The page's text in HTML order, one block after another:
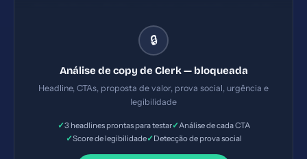
Impacto moderado: poderia reforçar algum
benefício quantificável (ex.: 'lance sua app em X
repetidos ('Start building', 'Start building for free',
'Explore all components') com copy orientada à
duplicidade de links pode confundir; ideal manter 1
🔒
Análise de copy de Clerk — bloqueada
Headline, CTAs, proposta de valor, prova social, urgência e
legibilidade
✓3 headlines prontas para testar✓Análise de cada CTA
✓Score de legibilidade✓Detecção de prova social